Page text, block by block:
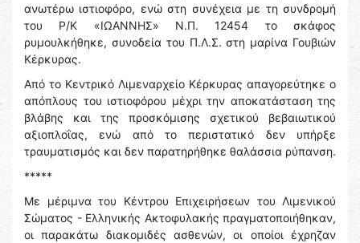
ανωτέρω ιστιοφόρο, ενώ στη συνέχεια με τη συνδρομή
του Ρ/Κ «ΙΩΑΝΝΗΣ» Ν.Π. 12454 το σκάφος
ρυμουλκήθηκε, συνοδεία του Π.Λ.Σ. στη μαρίνα Γουβιών
Κέρκυρας.
Από το Κεντρικό Λιμεναρχείο Κέρκυρας απαγορεύτηκε ο
απόπλους του ιστιοφόρου μέχρι την αποκατάσταση της
βλάβης και της προσκόμισης σχετικού βεβαιωτικού
αξιοπλοΐας, ενώ από το περιστατικό δεν υπήρξε
τραυματισμός και δεν παρατηρήθηκε θαλάσσια ρύπανση.
*****
Με μέριμνα του Κέντρου Επιχειρήσεων του Λιμενικού
Σώματος - Ελληνικής Ακτοφυλακής πραγματοποιήθηκαν,
οι παρακάτω διακομιδές ασθενών, οι οποίοι έχρηζαν